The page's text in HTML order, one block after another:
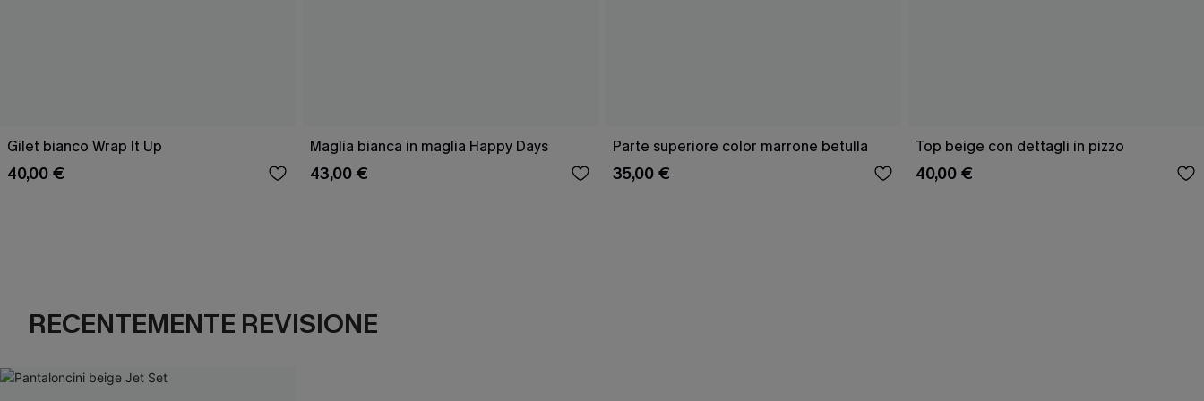
Gilet bianco Wrap It Up
40,00 €
Maglia bianca in maglia Happy Days
43,00 €
Parte superiore color marrone betulla
35,00 €
Top beige con dettagli in pizzo
40,00 €
RECENTEMENTE REVISIONE